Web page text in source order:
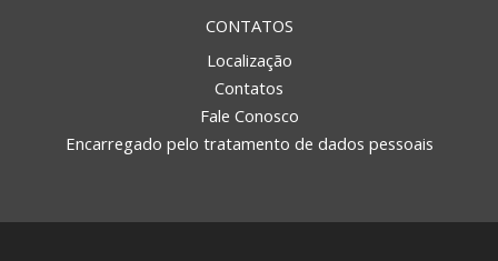
CONTATOS
Localização
Contatos
Fale Conosco
Encarregado pelo tratamento de dados pessoais